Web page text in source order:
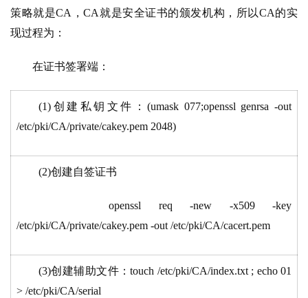
策略就是CA，CA就是安全证书的颁发机构，所以CA的实
现过程为：
在证书签署端：
(1)创建私钥文件：(umask 077;openssl genrsa -out
/etc/pki/CA/private/cakey.pem 2048)
(2)创建自签证书
openssl req -new -x509 -key
/etc/pki/CA/private/cakey.pem -out /etc/pki/CA/cacert.pem
(3)创建辅助文件：touch /etc/pki/CA/index.txt ; echo 01
> /etc/pki/CA/serial